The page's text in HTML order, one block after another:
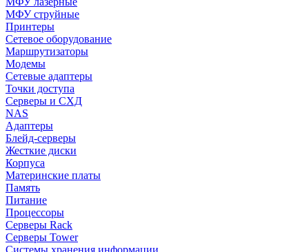
МФУ струйные
Принтеры
Сетевое оборудование
Маршрутизаторы
Модемы
Сетевые адаптеры
Точки доступа
Серверы и СХД
NAS
Адаптеры
Блейд-серверы
Жесткие диски
Корпуса
Материнские платы
Память
Питание
Процессоры
Серверы Rack
Серверы Tower
Системы хранения информации